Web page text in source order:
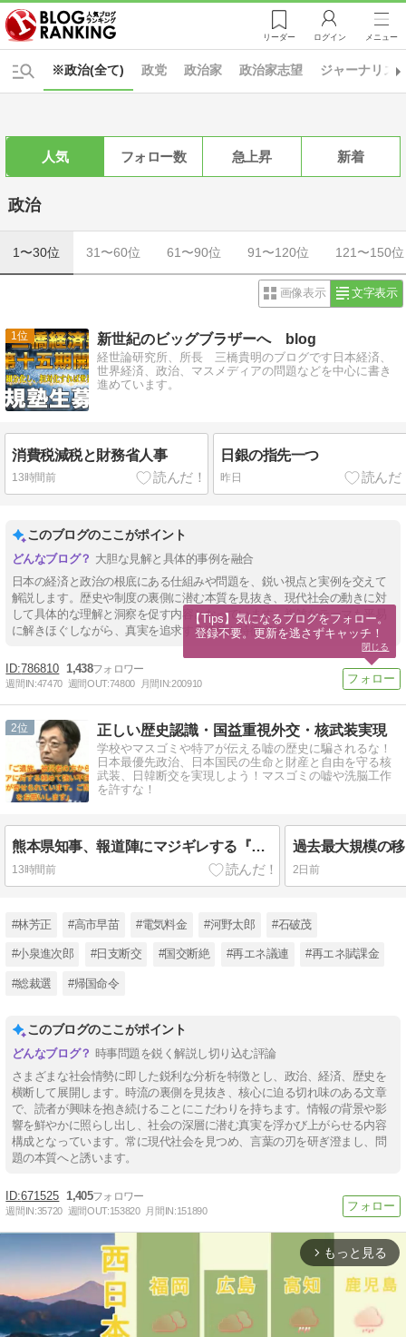
リーダー ログイン メニュー
※政治(全て) 政党 政治家 政治家志望 ジャーナリズ
人気 フォロー数 急上昇 新着
政治
1〜30位 31〜60位 61〜90位 91〜120位 121〜150位
画像表示 文字表示
1 新世紀のビッグブラザーへ blog
経世論研究所、所長 三橋貴明のブログです日本経済、
世界経済、政治、マスメディアの問題などを中心に書き
進めています。
消費税減税と財務省人事
13時間前
日銀の指先一つ
昨日
このブログのここがポイント
大胆な見解と具体的事例を融合
日本の経済と政治の根底にある仕組みや問題を、鋭い視点と実例を交えて
解説します。歴史や制度の裏側に潜む本質を見抜き、現代社会の動きに対
して具体的な理解と洞察を促す内容となっています。複雑なテーマも平易
に解きほぐしながら、真実を追求する姿勢が特徴です。
786810 1,438
週間IN:47470 週間OUT:74800 月間IN:200910
2 正しい歴史認識・国益重視外交・核武装実現
学校やマスゴミや特アが伝える嘘の歴史に騙されるな！
日本最優先政治、日本国民の生命と財産と自由を守る核
武装、日韓断交を実現しよう！マスゴミの嘘や洗脳工作
を許すな！
熊本県知事、報道陣にマジギレする『例えばご遺族のところに押しかけてくる！多忙な自治体の職員を長時間拘束して数字などの調査を要求する』マスゴミは百害あって一利なし
13時間前 2日前
#林芳正 #高市早苗 #電気料金 #河野太郎 #石破茂
#小泉進次郎 #日支断交 #国交断絶 #再エネ議連 #再エネ賦課金
#総裁選 #帰国命令
このブログのここがポイント
時事問題を鋭く解説し切り込む評論
さまざまな社会情勢に即した鋭利な分析を特徴とし、政治、経済、歴史を
横断して展開します。時流の裏側を見抜き、核心に迫る切れ味のある文章
で、読者が興味を抱き続けることにこだわりを持ちます。情報の背景や影
響を鮮やかに照らし出し、社会の深層に潜む真実を浮かび上がらせる内容
構成となっています。常に現代社会を見つめ、言葉の刃を研ぎ澄まし、問
題の本質へと誘います。
671525 1,405
週間IN:35720 週間OUT:153820 月間IN:151890
arrow_forward_ios もっと見る
【Tips】気になるブログをフォロー。
登録不要。更新を逃さずキャッチ！
閉じる